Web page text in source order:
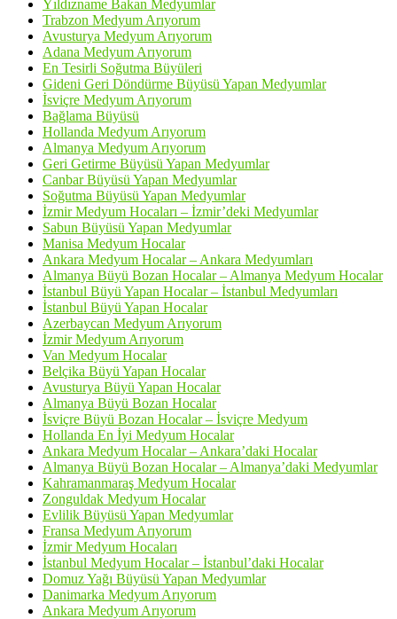
Yıldızname Bakan Medyumlar
Trabzon Medyum Arıyorum
Avusturya Medyum Arıyorum
Adana Medyum Arıyorum
En Tesirli Soğutma Büyüleri
Gideni Geri Döndürme Büyüsü Yapan Medyumlar
İsviçre Medyum Arıyorum
Bağlama Büyüsü
Hollanda Medyum Arıyorum
Almanya Medyum Arıyorum
Geri Getirme Büyüsü Yapan Medyumlar
Canbar Büyüsü Yapan Medyumlar
Soğutma Büyüsü Yapan Medyumlar
İzmir Medyum Hocaları – İzmir’deki Medyumlar
Sabun Büyüsü Yapan Medyumlar
Manisa Medyum Hocalar
Ankara Medyum Hocalar – Ankara Medyumları
Almanya Büyü Bozan Hocalar – Almanya Medyum Hocalar
İstanbul Büyü Yapan Hocalar – İstanbul Medyumları
İstanbul Büyü Yapan Hocalar
Azerbaycan Medyum Arıyorum
İzmir Medyum Arıyorum
Van Medyum Hocalar
Belçika Büyü Yapan Hocalar
Avusturya Büyü Yapan Hocalar
Almanya Büyü Bozan Hocalar
İsviçre Büyü Bozan Hocalar – İsviçre Medyum
Hollanda En İyi Medyum Hocalar
Ankara Medyum Hocalar – Ankara’daki Hocalar
Almanya Büyü Bozan Hocalar – Almanya’daki Medyumlar
Kahramanmaraş Medyum Hocalar
Zonguldak Medyum Hocalar
Evlilik Büyüsü Yapan Medyumlar
Fransa Medyum Arıyorum
İzmir Medyum Hocaları
İstanbul Medyum Hocalar – İstanbul’daki Hocalar
Domuz Yağı Büyüsü Yapan Medyumlar
Danimarka Medyum Arıyorum
Ankara Medyum Arıyorum